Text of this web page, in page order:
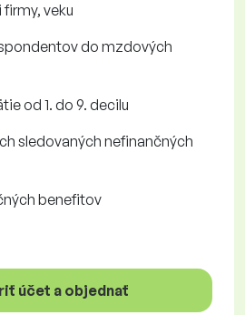
veku
do mzdových
od 1. do 9. decilu
sledovaných nefinančných
benefitov
účet a objednať